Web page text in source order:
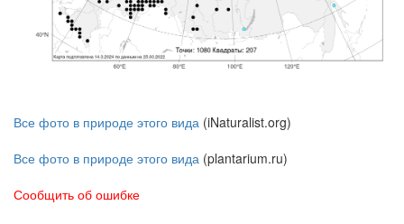
Все фото в природе этого вида (iNaturalist.org)
Все фото в природе этого вида (plantarium.ru)
Сообщить об ошибке